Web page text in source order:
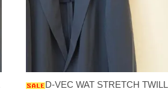
D-VEC WAT STRETCH TWILL